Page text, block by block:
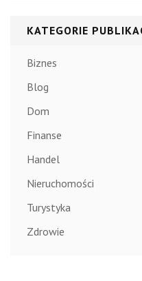
KATEGORIE
Biznes
Blog
Dom
Finanse
Handel
Nieruchomości
Turystyka
Zdrowie